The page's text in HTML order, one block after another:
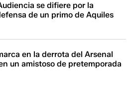
se difiere por la
de un primo de Aquiles
en la derrota del Arsenal
un amistoso de pretemporada